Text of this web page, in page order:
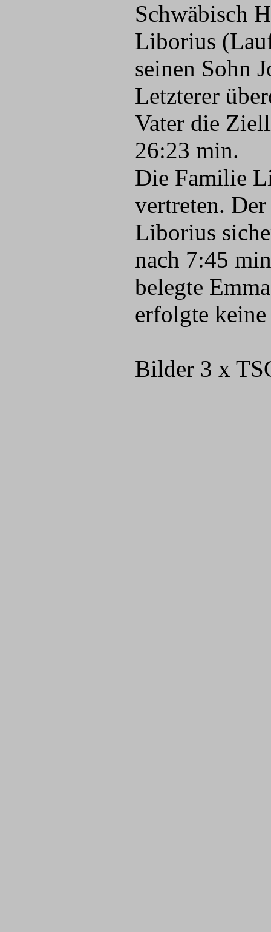
Schwäbisch
Liborius
seinen Sohn
Letzterer
Vater die
26:23 min.
Die Familie
vertreten.
Liborius
nach 7:45
belegte
erfolgte
Bilder 3 x